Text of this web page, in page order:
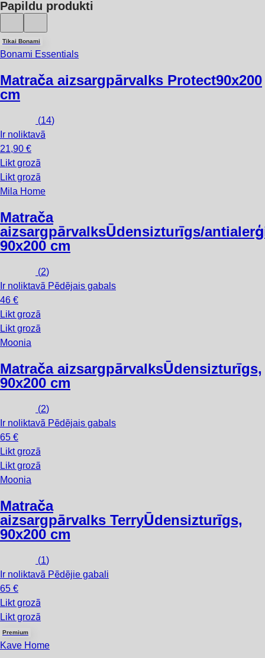
Papildu produkti
Tikai Bonami
Bonami Essentials
Matrača aizsargpārvalks Protect90x200
cm
(14)
Ir noliktavā
21,90 €
Likt grozā
Likt grozā
Mila Home
Matrača
aizsargpārvalksŪdensizturīgs/
90x200 cm
(2)
Ir noliktavā Pēdējais gabals
46 €
Likt grozā
Likt grozā
Moonia
Matrača aizsargpārvalksŪdensizturīgs,
90x200 cm
(2)
Ir noliktavā Pēdējais gabals
65 €
Likt grozā
Likt grozā
Moonia
Matrača
aizsargpārvalks TerryŪdensizturīgs,
90x200 cm
(1)
Ir noliktavā Pēdējie gabali
65 €
Likt grozā
Likt grozā
Premium
Kave Home